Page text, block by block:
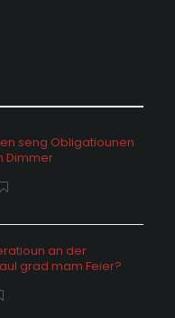
seng Obligatiounen
Dimmer
an der
grad mam Feier?